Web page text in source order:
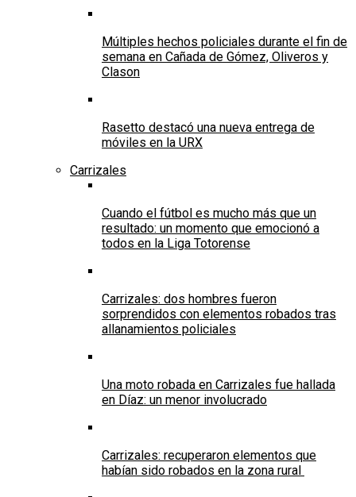
Múltiples hechos policiales durante el fin de
semana en Cañada de Gómez, Oliveros y
Clason
Rasetto destacó una nueva entrega de
móviles en la URX
Carrizales
Cuando el fútbol es mucho más que un
resultado: un momento que emocionó a
todos en la Liga Totorense
Carrizales: dos hombres fueron
sorprendidos con elementos robados tras
allanamientos policiales
Una moto robada en Carrizales fue hallada
en Díaz: un menor involucrado
Carrizales: recuperaron elementos que
habían sido robados en la zona rural